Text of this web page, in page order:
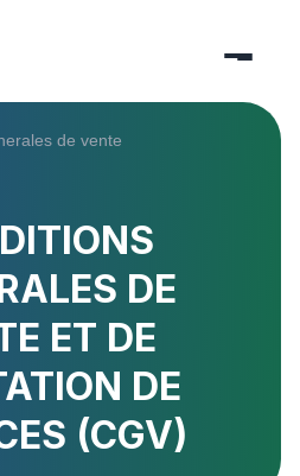
de vente
DE
ET DE
DE
(CGV)